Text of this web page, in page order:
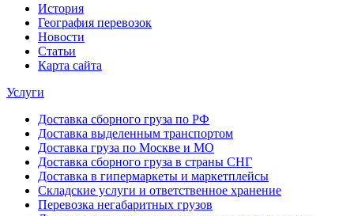
История
География перевозок
Новости
Статьи
Карта сайта
Услуги
Доставка сборного груза по РФ
Доставка выделенным транспортом
Доставка груза по Москве и МО
Доставка сборного груза в страны СНГ
Доставка в гипермаркеты и маркетплейсы
Складские услуги и ответственное хранение
Перевозка негабаритных грузов